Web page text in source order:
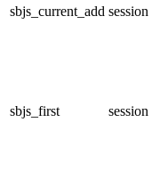
sbjs_current_add session
sbjs_first session